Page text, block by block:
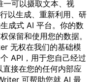
可以摄取文本、视
以生成、重新利用、研
成式 AI 平台。你的数
保留和使用您的数据。
无权在我们的基础模
API，用于您自己经过
接在您的任何内部应
可帮助您就 AI 最